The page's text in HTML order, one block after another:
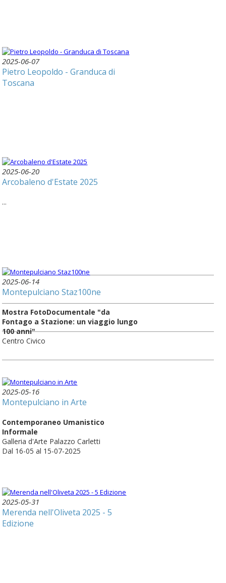
2025-06-07
Pietro Leopoldo - Granduca di
Toscana
2025-06-20
Arcobaleno d'Estate 2025
...
2025-06-14
Montepulciano Staz100ne
Mostra FotoDocumentale "da
Fontago a Stazione: un viaggio lungo
100 anni"
Centro Civico
2025-05-16
Montepulciano in Arte
Contemporaneo Umanistico
Informale
Galleria d'Arte Palazzo Carletti
Dal 16-05 al 15-07-2025
2025-05-31
Merenda nell'Oliveta 2025 - 5
Edizione